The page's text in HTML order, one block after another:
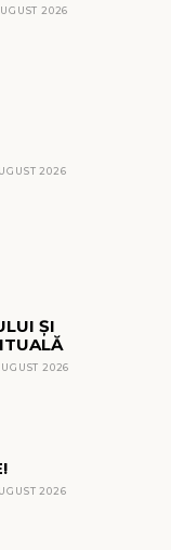
2026
2026
ȘI
2026
2026